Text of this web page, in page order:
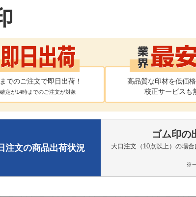
でのご注文で即日出荷！
定が14時までのご注文が対象
高品質な印材を低価格
校正サービスも
注文の商品出荷状況
ゴム印の
大口注文（10点以上）の場
※️